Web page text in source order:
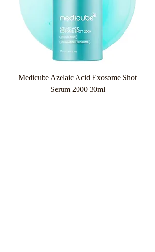
Medicube Azelaic Acid Exosome Shot
Serum 2000 30ml